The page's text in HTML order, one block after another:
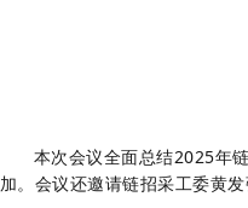
本次会议全面总结2025年
加。会议还邀请链招采工委黄